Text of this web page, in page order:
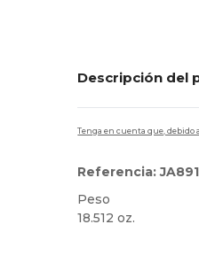
Descripción del
Tenga en cuenta que, debido
Referencia:
Peso
18.512 oz.